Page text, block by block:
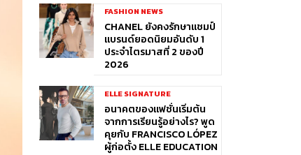
FASHION NEWS
CHANEL ยังคงรักษาแชมป์
แบรนด์ยอดนิยมอันดับ 1
ประจำไตรมาสที่ 2 ของปี
2026
ELLE SIGNATURE
อนาคตของแฟชั่นเริ่มต้น
จากการเรียนรู้อย่างไร? พูด
คุยกับ FRANCISCO LÓPEZ
ผู้ก่อตั้ง ELLE EDUCATION